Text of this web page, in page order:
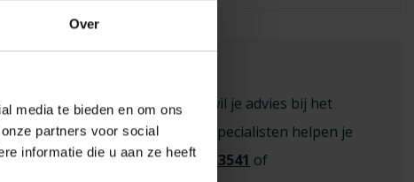
Over
media te bieden en om ons
partners voor social
informatie die u aan ze heeft
een vraag over een product of wil je advies bij het
van de juiste keuze? Onze hi-fi specialisten helpen je
Neem contact op via +31 26 445 3541 of